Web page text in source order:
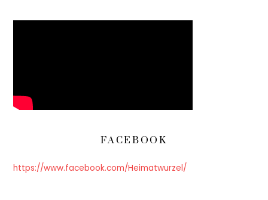
FACEBOOK
https://www.facebook.com/Heimatwurzel/